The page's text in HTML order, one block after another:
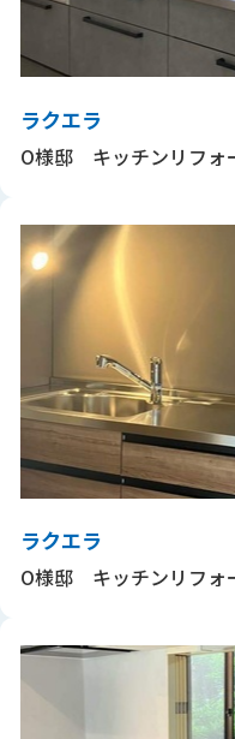
ラクエラ
O様邸 キッチンリフォ
ラクエラ
O様邸 キッチンリフォ